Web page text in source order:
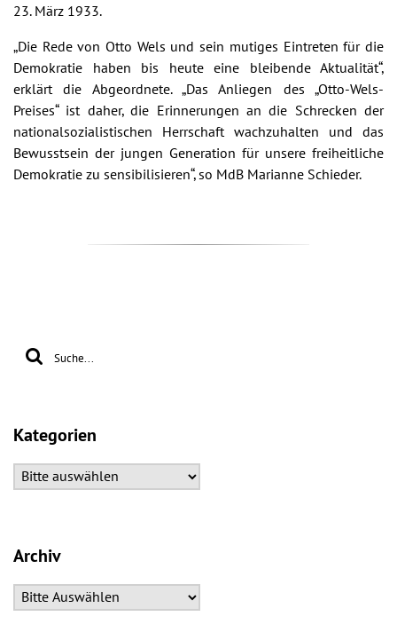
23. März 1933.
„Die Rede von Otto Wels und sein mutiges Eintreten für die
Demokratie haben bis heute eine bleibende Aktualität“,
erklärt die Abgeordnete. „Das Anliegen des „Otto-Wels-
Preises“ ist daher, die Erinnerungen an die Schrecken der
nationalsozialistischen Herrschaft wachzuhalten und das
Bewusstsein der jungen Generation für unsere freiheitliche
Demokratie zu sensibilisieren“, so MdB Marianne Schieder.
Kategorien
Archiv